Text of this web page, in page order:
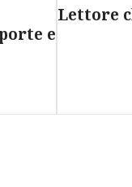
e
Lettore